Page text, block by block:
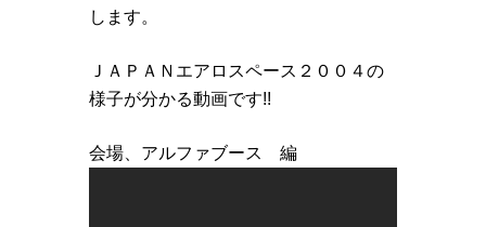
します。
ＪＡＰＡＮエアロスペース２００４の
様子が分かる動画です!!
会場、アルファブース 編